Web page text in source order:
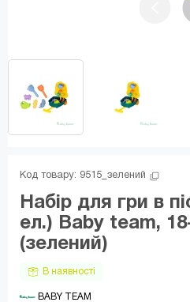
Код товару: 9515_зелений
Набір для гри в
ел.) Baby team,
(зелений)
В наявності
BABY TEAM